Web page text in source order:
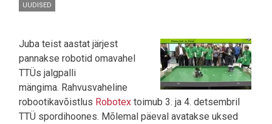
UUDISED
Juba teist aastat järjest
pannakse robotid omavahel
TTÜs jalgpalli
mängima. Rahvusvaheline
robootikavõistlus Robotex toimub 3. ja 4. detsembril
TTÜ spordihoones. Mõlemal päeval avatakse uksed